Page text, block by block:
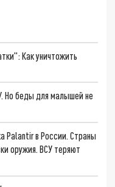
Как уничтожить
Но беды для малышей не
Palantir в России. Страны
оружия. ВСУ теряют